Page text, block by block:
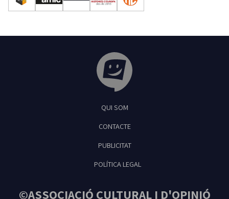
Feliu de Guíxols
QUI SOM
CONTACTE
PUBLICITAT
POLÍTICA LEGAL
©ASSOCIACIÓ CULTURAL I D'OPINIÓ